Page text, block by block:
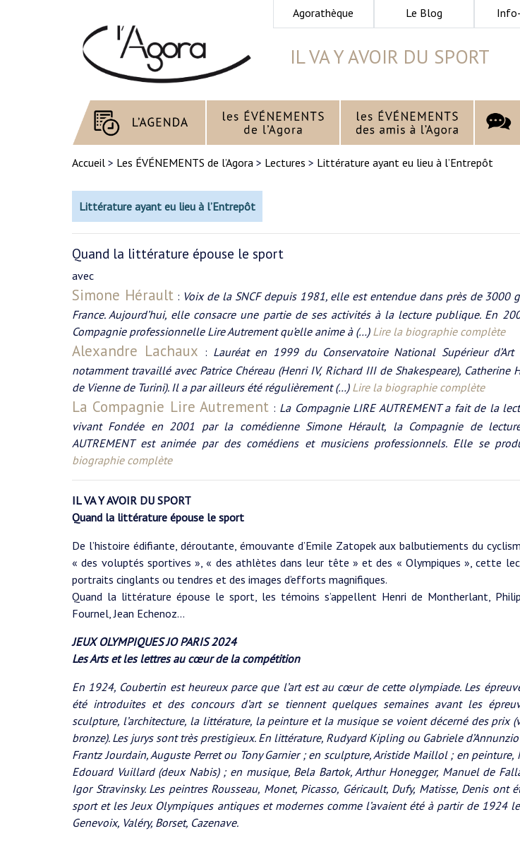
Agorathèque Le Blog
IL VA Y AVOIR DU SPORT
Accueil > Les ÉVÉNEMENTS de l’Agora > Lectures > Littérature ayant eu lieu à l’Entrepôt
Littérature ayant eu lieu à l’Entrepôt
Quand la littérature épouse le sport
avec
Simone Hérault: Voix de la SNCF depuis 1981, elle est entendue dans près de 3000
France. Aujourd’hui, elle consacre une partie de ses activités à la lecture publique. En
Compagnie professionnelle Lire Autrement qu’elle anime à (…) Lire la biographie complète
Alexandre Lachaux : Lauréat en 1999 du Conservatoire National Supérieur
notamment travaillé avec Patrice Chéreau (Henri IV, Richard III de Shakespeare), Catherine
de Vienne de Turini). Il a par ailleurs été régulièrement (…) Lire la biographie complète
La Compagnie Lire Autrement : La Compagnie LIRE AUTREMENT a fait de la
vivant Fondée en 2001 par la comédienne Simone Hérault, la Compagnie de
AUTREMENT est animée par des comédiens et musiciens professionnels. Elle se
biographie complète
IL VA Y AVOIR DU SPORT
Quand la littérature épouse le sport
De l’histoire édifiante, déroutante, émouvante d’Emile Zatopek aux balbutiements du
« des voluptés sportives », « des athlètes dans leur tête » et des « Olympiques », cette
portraits cinglants ou tendres et des images d’efforts magnifiques.
Quand la littérature épouse le sport, les témoins s’appellent Henri de Montherlant,
Fournel, Jean Echenoz…
JEUX OLYMPIQUES JO PARIS 2024
Les Arts et les lettres au cœur de la compétition
En 1924, Coubertin est heureux parce que l’art est au cœur de cette olympiade. Les
été introduites et des concours d’art se tiennent quelques semaines avant les
sculpture, l’architecture, la littérature, la peinture et la musique se voient décerné des prix
bronze). Les jurys sont très prestigieux. En littérature, Rudyard Kipling ou Gabriele
Frantz Jourdain, Auguste Perret ou Tony Garnier ; en sculpture, Aristide Maillol ; en peinture,
Edouard Vuillard (deux Nabis) ; en musique, Bela Bartok, Arthur Honegger, Manuel de
Igor Stravinsky. Les peintres Rousseau, Monet, Picasso, Géricault, Dufy, Matisse, Denis ont
sport et les Jeux Olympiques antiques et modernes comme l’avaient été à partir de 1924
Genevoix, Valéry, Borset, Cazenave.